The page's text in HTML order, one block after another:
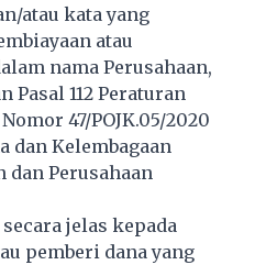
atau kata yang
atau
nama Perusahaan,
Pasal 112 Peraturan
47/POJK.05/2020
dan Kelembagaan
dan Perusahaan
jelas kepada
pemberi dana yang